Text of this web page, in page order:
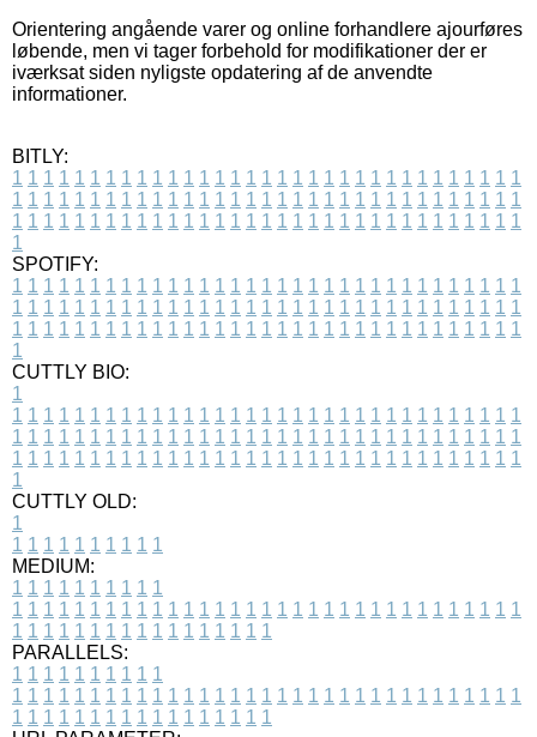
Orientering angående varer og online forhandlere ajourføres
løbende, men vi tager forbehold for modifikationer der er
iværksat siden nyligste opdatering af de anvendte
informationer.
BITLY:
1 1 1 1 1 1 1 1 1 1 1 1 1 1 1 1 1 1 1 1 1 1 1 1 1 1 1 1 1 1 1 1 1
1 1 1 1 1 1 1 1 1 1 1 1 1 1 1 1 1 1 1 1 1 1 1 1 1 1 1 1 1 1 1 1 1
1 1 1 1 1 1 1 1 1 1 1 1 1 1 1 1 1 1 1 1 1 1 1 1 1 1 1 1 1 1 1 1 1
1
SPOTIFY:
1 1 1 1 1 1 1 1 1 1 1 1 1 1 1 1 1 1 1 1 1 1 1 1 1 1 1 1 1 1 1 1 1
1 1 1 1 1 1 1 1 1 1 1 1 1 1 1 1 1 1 1 1 1 1 1 1 1 1 1 1 1 1 1 1 1
1 1 1 1 1 1 1 1 1 1 1 1 1 1 1 1 1 1 1 1 1 1 1 1 1 1 1 1 1 1 1 1 1
1
CUTTLY BIO:
1
1 1 1 1 1 1 1 1 1 1 1 1 1 1 1 1 1 1 1 1 1 1 1 1 1 1 1 1 1 1 1 1 1
1 1 1 1 1 1 1 1 1 1 1 1 1 1 1 1 1 1 1 1 1 1 1 1 1 1 1 1 1 1 1 1 1
1 1 1 1 1 1 1 1 1 1 1 1 1 1 1 1 1 1 1 1 1 1 1 1 1 1 1 1 1 1 1 1 1
1
CUTTLY OLD:
1
1 1 1 1 1 1 1 1 1 1
MEDIUM:
1 1 1 1 1 1 1 1 1 1
1 1 1 1 1 1 1 1 1 1 1 1 1 1 1 1 1 1 1 1 1 1 1 1 1 1 1 1 1 1 1 1 1
1 1 1 1 1 1 1 1 1 1 1 1 1 1 1 1 1
PARALLELS:
1 1 1 1 1 1 1 1 1 1
1 1 1 1 1 1 1 1 1 1 1 1 1 1 1 1 1 1 1 1 1 1 1 1 1 1 1 1 1 1 1 1 1
1 1 1 1 1 1 1 1 1 1 1 1 1 1 1 1 1